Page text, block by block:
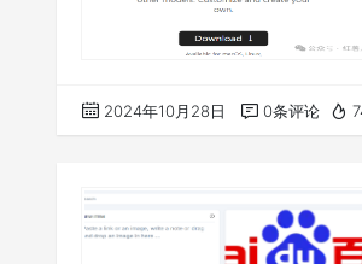
2024年10月28日 0条评论